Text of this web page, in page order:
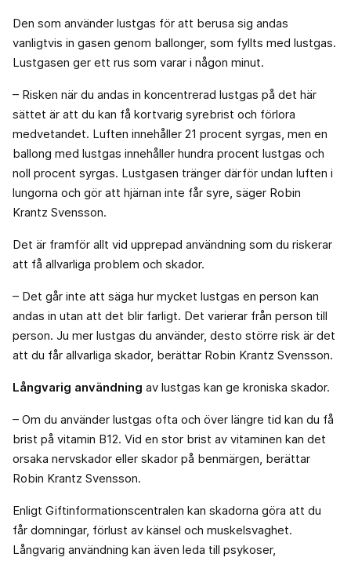
Den som använder lustgas för att berusa sig andas
vanligtvis in gasen genom ballonger, som fyllts med lustgas.
Lustgasen ger ett rus som varar i någon minut.
– Risken när du andas in koncentrerad lustgas på det här
sättet är att du kan få kortvarig syrebrist och förlora
medvetandet. Luften innehåller 21 procent syrgas, men en
ballong med lustgas innehåller hundra procent lustgas och
noll procent syrgas. Lustgasen tränger därför undan luften i
lungorna och gör att hjärnan inte får syre, säger Robin
Krantz Svensson.
Det är framför allt vid upprepad användning som du riskerar
att få allvarliga problem och skador.
– Det går inte att säga hur mycket lustgas en person kan
andas in utan att det blir farligt. Det varierar från person till
person. Ju mer lustgas du använder, desto större risk är det
att du får allvarliga skador, berättar Robin Krantz Svensson.
Långvarig användning av lustgas kan ge kroniska skador.
– Om du använder lustgas ofta och över längre tid kan du få
brist på vitamin B12. Vid en stor brist av vitaminen kan det
orsaka nervskador eller skador på benmärgen, berättar
Robin Krantz Svensson.
Enligt Giftinformationscentralen kan skadorna göra att du
får domningar, förlust av känsel och muskelsvaghet.
Långvarig användning kan även leda till psykoser,